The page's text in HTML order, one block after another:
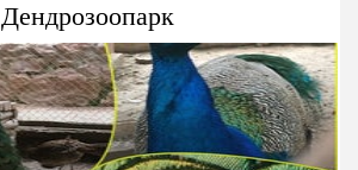
Дендрозоопарк